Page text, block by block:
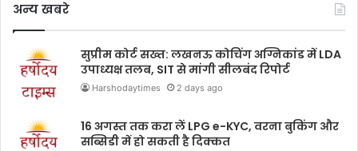
अन्य खबरे
सुप्रीम कोर्ट सख्त: लखनऊ कोचिंग अग्निकांड में LDA
उपाध्यक्ष तलब, SIT से मांगी सीलबंद रिपोर्ट
Harshodaytimes 2 days ago
16 अगस्त तक करा लें LPG e-KYC, वरना बुकिंग और
सब्सिडी में हो सकती है दिक्कत